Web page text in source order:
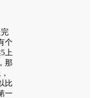
个
上
那
比
一